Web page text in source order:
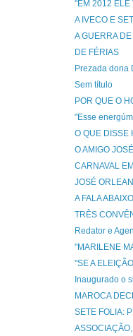
"EM 2012 ELE
A IVECO E
A GUERRA
DE FÉRIAS
Prezada dona
Sem título
POR QUE O
"Esse
O QUE DISSE
O AMIGO
CARNAVAL
JOSÉ
A FALA
TRÊS
Redator e
"MARILENE
"SE A
Inaugurado o
MAROCA
SETE FOLIA: